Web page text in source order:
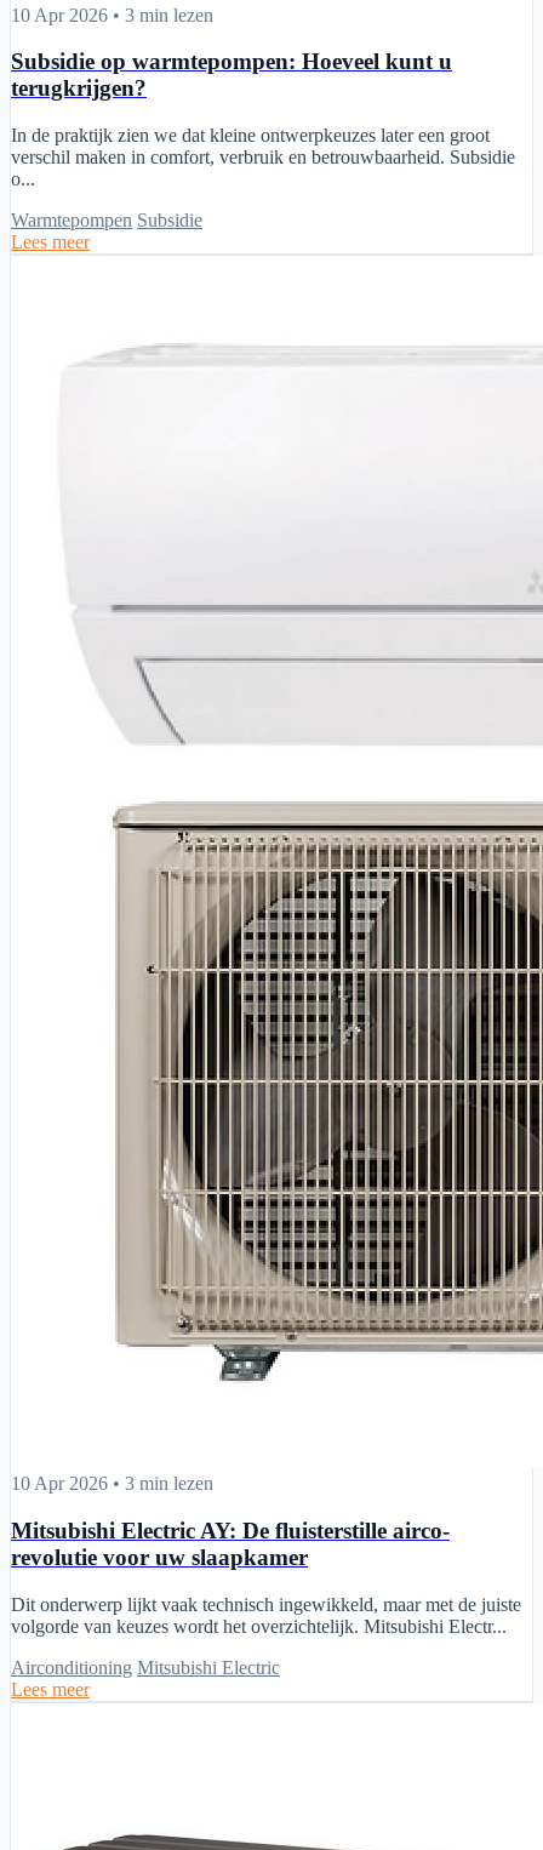
Subsidie op warmtepompen: Hoeveel kunt u terugkrijgen?
10 Apr 2026 • 3 min lezen
Subsidie op warmtepompen: Hoeveel kunt u
terugkrijgen?
In de praktijk zien we dat kleine ontwerpkeuzes later een groot
verschil maken in comfort, verbruik en betrouwbaarheid. Subsidie
o...
Warmtepompen Subsidie
Lees meer
Mitsubishi Electric AY: De fluisterstille airco-revolutie voor uw
10 Apr 2026 • 3 min lezen
Mitsubishi Electric AY: De fluisterstille airco-
revolutie voor uw slaapkamer
Dit onderwerp lijkt vaak technisch ingewikkeld, maar met de juiste
volgorde van keuzes wordt het overzichtelijk. Mitsubishi Electr...
Airconditioning Mitsubishi Electric
Lees meer